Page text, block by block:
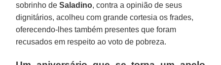
sobrinho deSaladino, contra a opinião de seus
dignitários, acolheu com grande cortesia os frades,
oferecendo-lhes também presentes que foram
recusados em respeito ao voto de pobreza.